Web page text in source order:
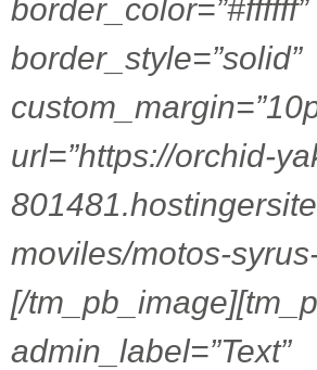
border_color=”#ffffff”
border_style=”solid”
url=”https://orchid-
moviles/motos-
[/
admin_label=”Text”